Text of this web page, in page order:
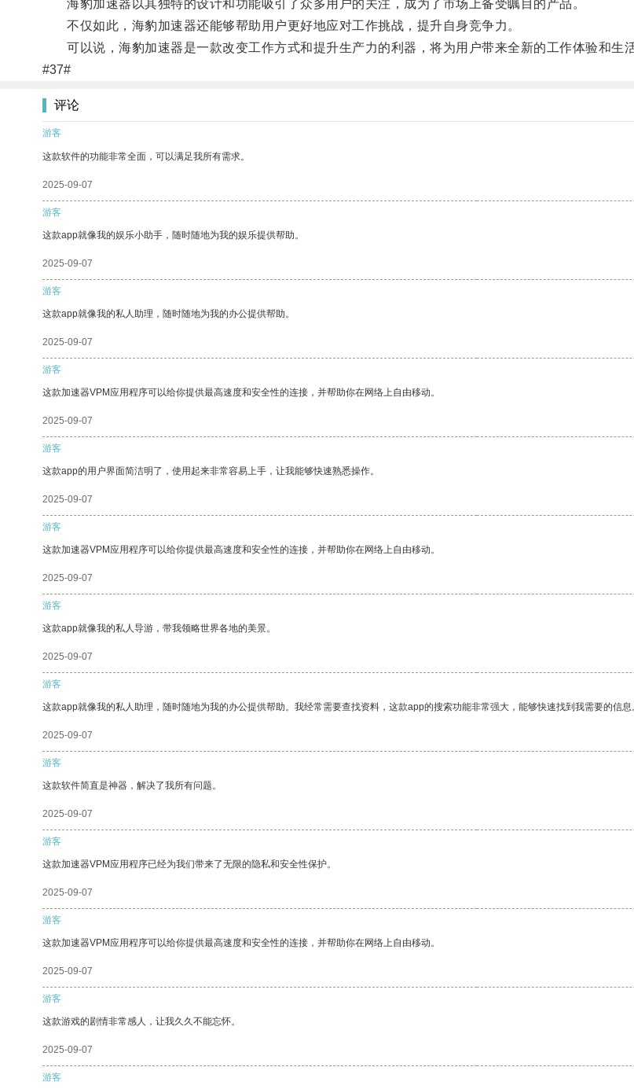
海豹加速器以其独特的设计和功能吸引了众多用户的关注，成为了市场上备受瞩目的产品。
不仅如此，海豹加速器还能够帮助用户更好地应对工作挑战，提升自身竞争力。
可以说，海豹加速器是一款改变工作方式和提升生产力的利器，将为用户带来全新的工作体验和生活
#37#
评论
游客
这款软件的功能非常全面，可以满足我所有需求。
2025-09-07
游客
这款app就像我的娱乐小助手，随时随地为我的娱乐提供帮助。
2025-09-07
游客
这款app就像我的私人助理，随时随地为我的办公提供帮助。
2025-09-07
游客
这款加速器VPM应用程序可以给你提供最高速度和安全性的连接，并帮助你在网络上自由移动。
2025-09-07
游客
这款app的用户界面简洁明了，使用起来非常容易上手，让我能够快速熟悉操作。
2025-09-07
游客
这款加速器VPM应用程序可以给你提供最高速度和安全性的连接，并帮助你在网络上自由移动。
2025-09-07
游客
这款app就像我的私人导游，带我领略世界各地的美景。
2025-09-07
游客
这款app就像我的私人助理，随时随地为我的办公提供帮助。我经常需要查找资料，这款app的搜索功能非常强大，能够快速找到我需要的信息
2025-09-07
游客
这款软件简直是神器，解决了我所有问题。
2025-09-07
游客
这款加速器VPM应用程序已经为我们带来了无限的隐私和安全性保护。
2025-09-07
游客
这款加速器VPM应用程序可以给你提供最高速度和安全性的连接，并帮助你在网络上自由移动。
2025-09-07
游客
这款游戏的剧情非常感人，让我久久不能忘怀。
2025-09-07
游客